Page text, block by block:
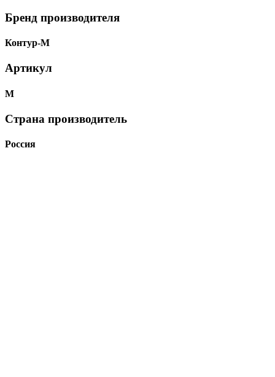
Бренд производителя
Контур-М
Артикул
М
Страна производитель
Россия